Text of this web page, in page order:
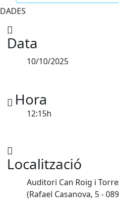
DADES
Data
10/10/2025
Hora
12:15h
Localització
Auditori Can Roig i
(Rafael Casanova, 5 -